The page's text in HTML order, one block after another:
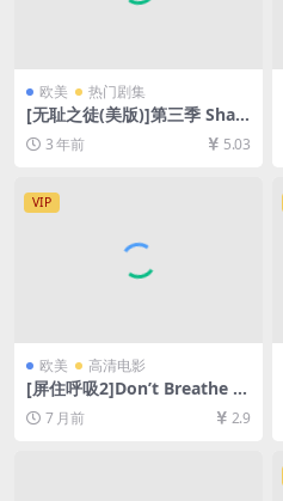
欧美 热门剧集
[无耻之徒(美版)]第三季 Sha
meless Season 3 (2013)[百
度网盘+夸克网盘1080P超清
未删减资源][网盘在线播放/下
载][MP4/41GB][中英字幕]
3 年前 5.03
VIP
欧美 高清电影
[屏住呼吸2]Don’t Breathe 2
(2021)[百度网盘+夸克网盘10
80P超清未删减资源][网盘在
线播放/下载][MP4/6.4GB][中
7 月前 2.9